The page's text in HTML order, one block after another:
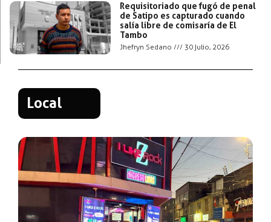
Requisitoriado que fugó de penal
de Satipo es capturado cuando
salía libre de comisaría de El
Tambo
Jhefryn Sedano 30 julio, 2026
Local